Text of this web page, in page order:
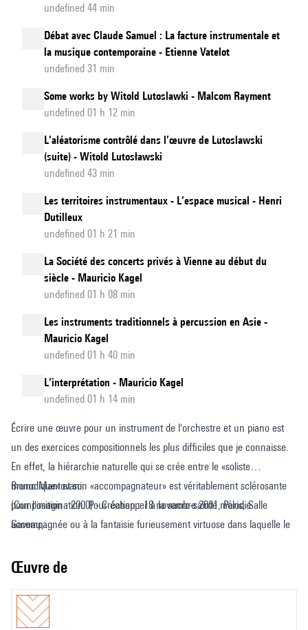
undefined 44 min
Débat avec Claude Samuel : La facture instrumentale et
la musique contemporaine - Etienne Vatelot
undefined 31 min
Some works by Witold Lutoslawki - Malcom Rayment
undefined 01 h 12 min
L’aléatorisme contrôlé dans l’œuvre de Lutoslawski
(suite) - Witold Lutosławski
undefined 43 min
Les territoires instrumentaux - L’espace musical - Henri
Dutilleux
undefined 01 h 21 min
La Société des concerts privés à Vienne au début du
siècle - Mauricio Kagel
undefined 01 h 08 min
Les instruments traditionnels à percussion en Asie -
Mauricio Kagel
undefined 01 h 40 min
L’interprétation - Mauricio Kagel
undefined 01 h 14 min
Écrire une œuvre pour un instrument de l'orchestre et un piano est
un des exercices compositionnels les plus difficiles que je connaisse.
En effet, la hiérarchie naturelle qui se crée entre le «soliste
monodique» et son «accompagnateur» est véritablement sclérosante
pour l'imagination. Pour échapper à la sacro-sainte mélodie
accompagnée ou à la fantaisie furieusement virtuose dans laquelle le
les deux instruments comme une seule entité, comme un révélateur
m'était impossible de mettre systématiquement sur un pied d'égalité la
flûte et le piano, dans la mesure où l'œuvre que je devais écrire à la
Bruno Mantovani.
(Composition : 2000) - Création : 18 novembre 2001, Paris, Salle
Gaveau,
Commande : Concours internationaux de la Ville de Paris et Musique
Œuvre de